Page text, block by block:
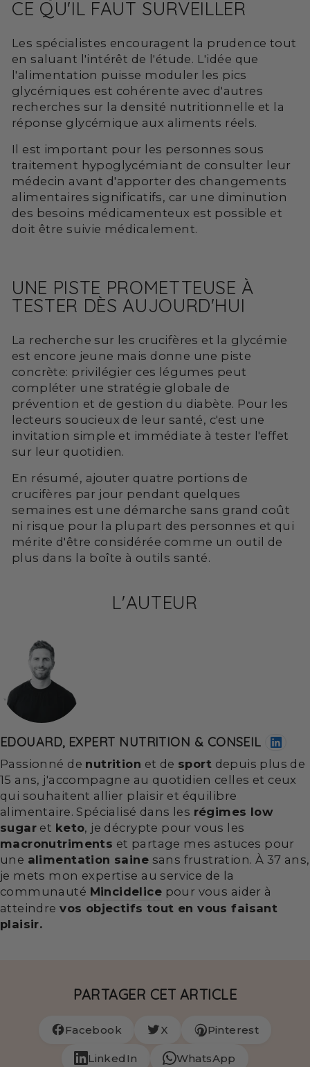
CE QU'IL FAUT SURVEILLER
Les spécialistes encouragent la prudence tout
en saluant l'intérêt de l'étude. L'idée que
l'alimentation puisse moduler les pics
glycémiques est cohérente avec d'autres
recherches sur la densité nutritionnelle et la
réponse glycémique aux aliments réels.
Il est important pour les personnes sous
traitement hypoglycémiant de consulter leur
médecin avant d'apporter des changements
alimentaires significatifs, car une diminution
des besoins médicamenteux est possible et
doit être suivie médicalement.
UNE PISTE PROMETTEUSE À
TESTER DÈS AUJOURD'HUI
La recherche sur les crucifères et la glycémie
est encore jeune mais donne une piste
concrète: privilégier ces légumes peut
compléter une stratégie globale de
prévention et de gestion du diabète. Pour les
lecteurs soucieux de leur santé, c'est une
invitation simple et immédiate à tester l'effet
sur leur quotidien.
En résumé, ajouter quatre portions de
crucifères par jour pendant quelques
semaines est une démarche sans grand coût
ni risque pour la plupart des personnes et qui
mérite d'être considérée comme un outil de
plus dans la boîte à outils santé.
L'AUTEUR
EDOUARD, EXPERT NUTRITION & CONSEIL
Passionné de nutrition et de sport depuis plus de
15 ans, j'accompagne au quotidien celles et ceux
qui souhaitent allier plaisir et équilibre
alimentaire. Spécialisé dans les régimes low
sugar et keto, je décrypte pour vous les
macronutriments et partage mes astuces pour
une alimentation saine sans frustration. À 37 ans,
je mets mon expertise au service de la
communauté Mincidelice pour vous aider à
atteindrevos objectifs tout en vous faisant
plaisir.
PARTAGER CET ARTICLE
Facebook X Pinterest
LinkedIn WhatsApp